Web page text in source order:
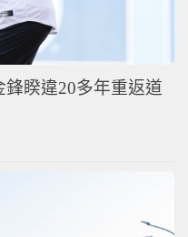
睽違20多年重返道